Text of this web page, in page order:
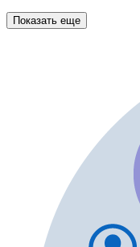
Показать еще